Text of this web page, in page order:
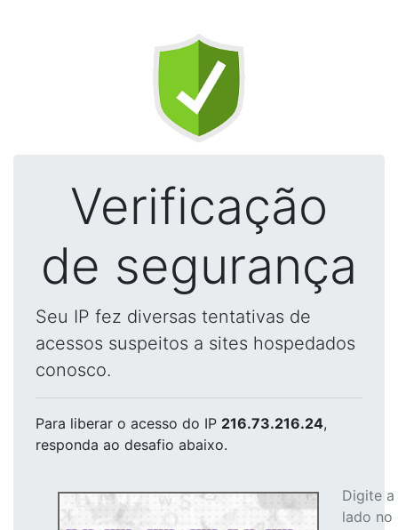
Verificação
de segurança
Seu IP fez diversas tentativas de
acessos suspeitos a sites hospedados
conosco.
Para liberar o acesso do IP 216.73.216.24,
responda ao desafio abaixo.
Digite
lado no